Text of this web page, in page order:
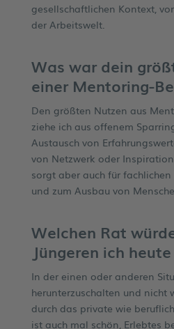
gesellschaftlichen Kontext,
der Arbeitswelt.
Was war dein
einer Mentoring-
Den größten Nutzen aus
ziehe ich aus offenem
Austausch von
von Netzwerk oder
sorgt aber auch für
und zum Ausbau von
Welchen Rat
Jüngeren ich
In der einen oder anderen
herunterzuschalten und nicht
durch das private wie
ist auch mal schön, Erlebtes